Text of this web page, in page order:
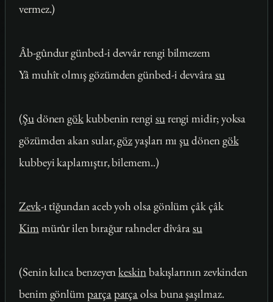
vermez.)
Âb-gûndur günbed-i devvâr rengi bilmezem
Yâ muhît olmış gözümden günbed-i devvârasu
(Şudönengökkubbenin rengi surengi midir; yoksa
gözümden akan sular,gözyaşları mışudönengök
kubbeyi kaplamıştır, bilemem..)
Zevk-ı tîğundan aceb yoh olsa gönlüm çâk çâk
Kimmürûr ilen bırağur rahneler dîvârasu
(Senin kılıca benzeyenkeskinbakışlarının zevkinden
benim gönlümparçaparçaolsa buna şaşılmaz.